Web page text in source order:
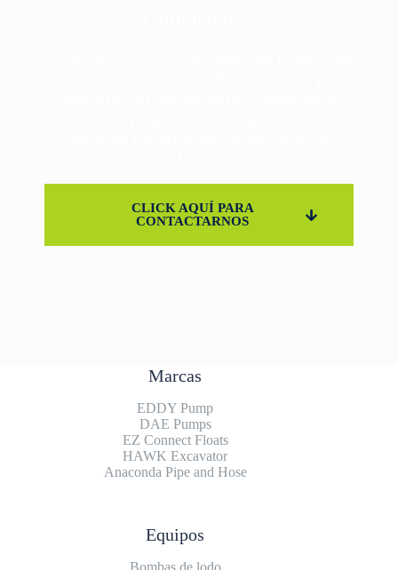
CLICK AQUÍ PARA
CONTACTARNOS
Marcas
EDDY Pump
DAE Pumps
EZ Connect Floats
HAWK Excavator
Anaconda Pipe and Hose
Equipos